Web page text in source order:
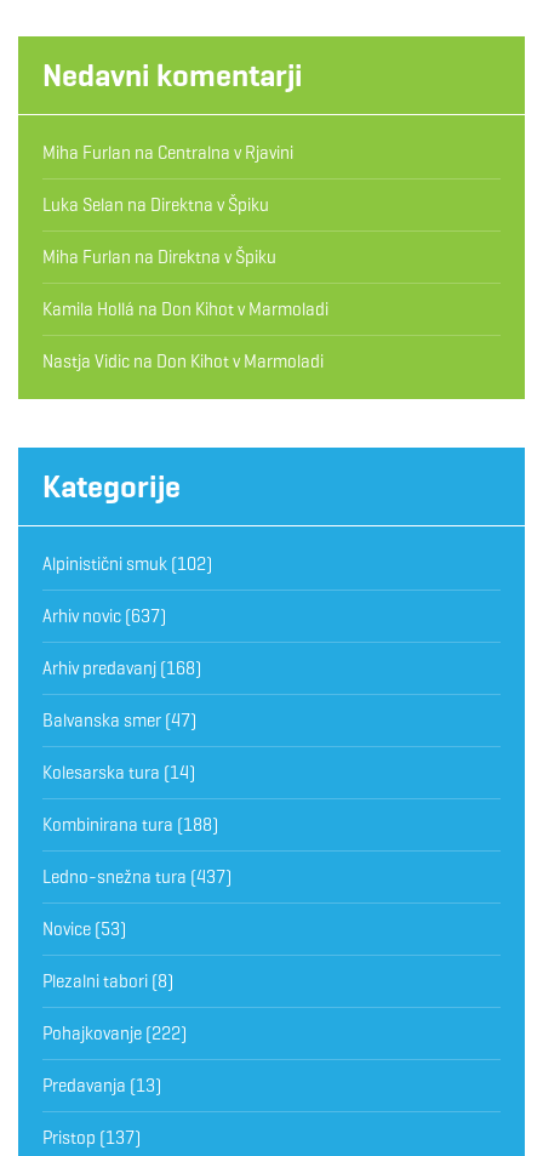
Nedavni komentarji
Miha Furlan na Centralna v Rjavini
Luka Selan na Direktna v Špiku
Miha Furlan na Direktna v Špiku
Kamila Hollá na Don Kihot v Marmoladi
Nastja Vidic na Don Kihot v Marmoladi
Kategorije
Alpinistični smuk (102)
Arhiv novic (637)
Arhiv predavanj (168)
Balvanska smer (47)
Kolesarska tura (14)
Kombinirana tura (188)
Ledno-snežna tura (437)
Novice (53)
Plezalni tabori (8)
Pohajkovanje (222)
Predavanja (13)
Pristop (137)